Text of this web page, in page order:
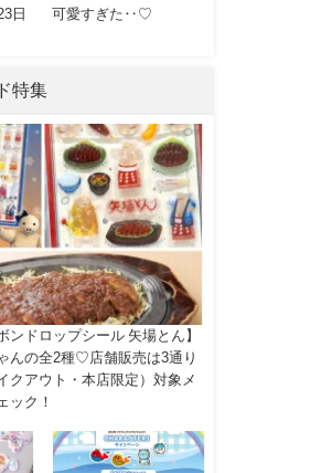
日
可愛すぎた‥♡
特集
ンドロップシール 矢場とん】
んの全2種♡店舗販売は3通り
クアウト・本店限定）対象メ
ック！